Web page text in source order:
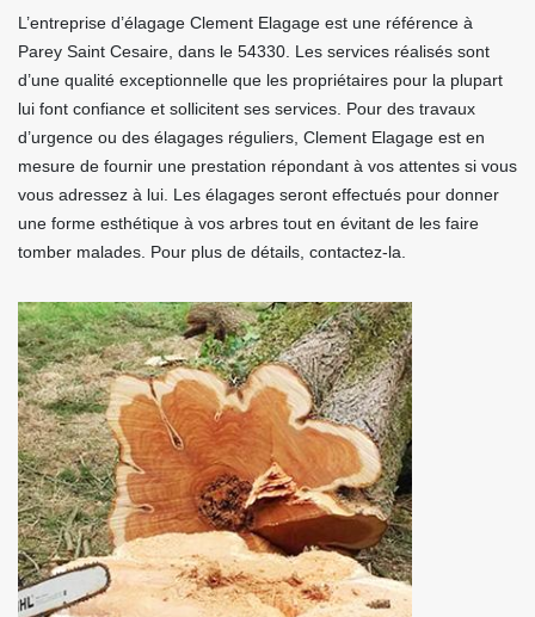
L’entreprise d’élagage Clement Elagage est une référence à
Parey Saint Cesaire, dans le 54330. Les services réalisés sont
d’une qualité exceptionnelle que les propriétaires pour la plupart
lui font confiance et sollicitent ses services. Pour des travaux
d’urgence ou des élagages réguliers, Clement Elagage est en
mesure de fournir une prestation répondant à vos attentes si vous
vous adressez à lui. Les élagages seront effectués pour donner
une forme esthétique à vos arbres tout en évitant de les faire
tomber malades. Pour plus de détails, contactez-la.